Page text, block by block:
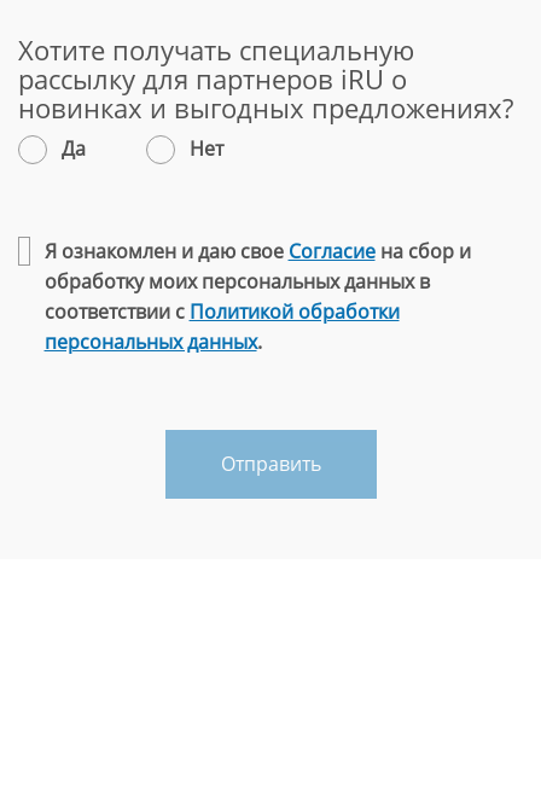
Хотите получать специальную
рассылку для партнеров iRU о
новинках и выгодных предложениях?
Да Нет
Я ознакомлен и даю свое Согласиена сбор и
обработку моих персональных данных в
соответствии с Политикой обработки
персональных данных.
Отправить